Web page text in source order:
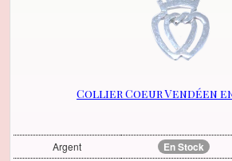
Collier Coeur Vendéen
Argent En Stock